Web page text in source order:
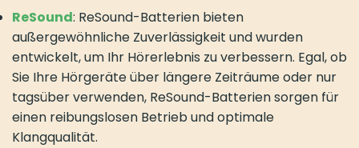
ReSound: ReSound-Batterien bieten
außergewöhnliche Zuverlässigkeit und wurden
entwickelt, um Ihr Hörerlebnis zu verbessern. Egal, ob
Sie Ihre Hörgeräte über längere Zeiträume oder nur
tagsüber verwenden, ReSound-Batterien sorgen für
einen reibungslosen Betrieb und optimale
Klangqualität.